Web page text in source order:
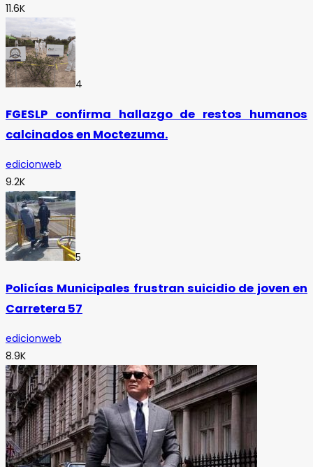
11.6K
4
FGESLP confirma hallazgo de restos humanos
calcinados en Moctezuma.
edicionweb
9.2K
5
Policías Municipales frustran suicidio de joven en
Carretera 57
edicionweb
8.9K